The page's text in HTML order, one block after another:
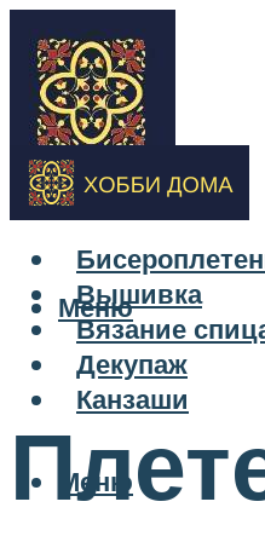
Вышивка
Вязание
Декупаж
Канзаши
Меню
Меню